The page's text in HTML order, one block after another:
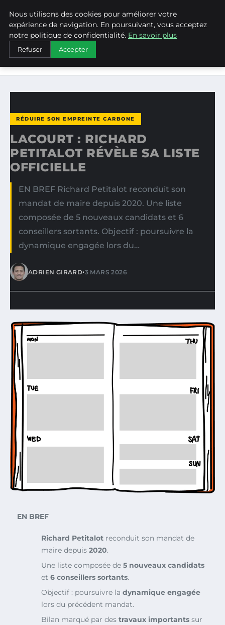
WEARECLIMATECONTROL
ACCUEIL
RÉDUIRE SON EMPREINTE CARBONE
LACOURT : RICHARD PETITALOT RÉVÈLE SA LISTE
RÉDUIRE SON EMPREINTE CARBONE
LACOURT : RICHARD
PETITALOT RÉVÈLE SA LISTE
OFFICIELLE
EN BREF Richard Petitalot reconduit son
mandat de maire depuis 2020. Une liste
composée de 5 nouveaux candidats et 6
conseillers sortants. Objectif : poursuivre la
dynamique engagée lors du…
ADRIEN GIRARD•3 MARS 2026
EN BREF
Richard Petitalot reconduit son mandat de
maire depuis 2020.
Une liste composée de 5 nouveaux candidats
et 6 conseillers sortants.
Objectif : poursuivre la dynamique engagée
lors du précédent mandat.
Bilan marqué par des travaux importants sur
Nous utilisons des cookies pour améliorer votre
expérience de navigation. En poursuivant, vous acceptez
notre politique de confidentialité. En savoir plus
Refuser Accepter